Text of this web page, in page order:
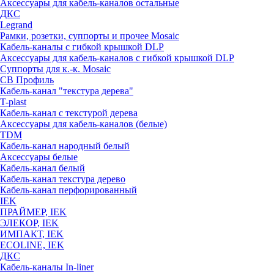
Аксессуары для кабель-каналов остальные
ДКС
Legrand
Рамки, розетки, суппорты и прочее Mosaic
Кабель-каналы с гибкой крышкой DLP
Аксессуары для кабель-каналов с гибкой крышкой DLP
Суппорты для к.-к. Mosaic
СВ Профиль
Кабель-канал "текстура дерева"
T-plast
Кабель-канал с текстурой дерева
Аксессуары для кабель-каналов (белые)
TDM
Кабель-канал народный белый
Аксессуары белые
Кабель-канал белый
Кабель-канал текстура дерево
Кабель-канал перфорированный
IEK
ПРАЙМЕР, IEK
ЭЛЕКОР, IEK
ИМПАКТ, IEK
ECOLINE, IEK
ДКС
Кабель-каналы In-liner